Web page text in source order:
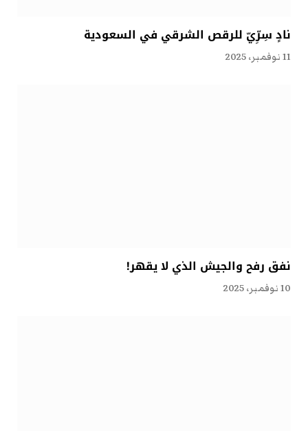
نادٍ سِرِّيّ للرقص الشرقي في السعودية
11 نوفمبر، 2025
نفق رفح والجيش الذي لا يقهر!
10 نوفمبر، 2025